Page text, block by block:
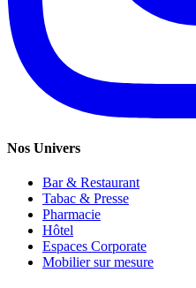
Nos Univers
Bar & Restaurant
Tabac & Presse
Pharmacie
Hôtel
Espaces Corporate
Mobilier sur mesure